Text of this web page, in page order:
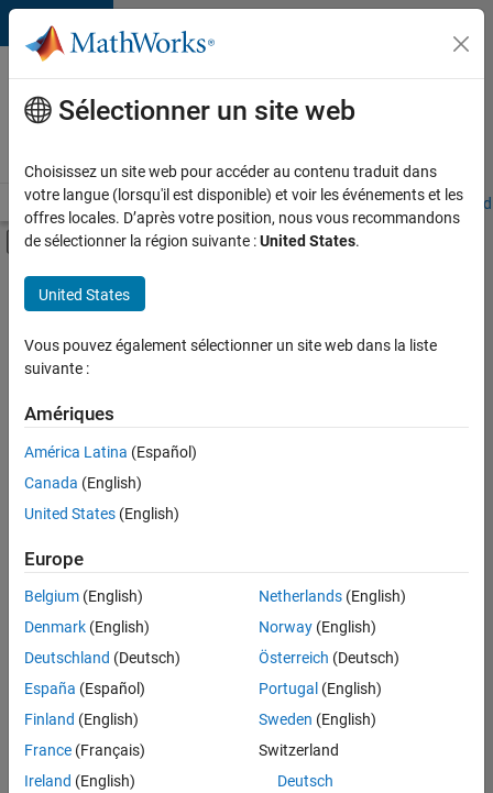
Passer au contenu
Votre
carrière
chez
Accueil Explorer nos opportunités Adresses de nos bureaux
Activer/désactiver l'affichage du menu
Contenu principal
FILTRER PAR
Programme destiné aux nouvelles carrières (EDG)
Applications et outils commerciaux
Développement de produits
Actuellement,
aucune
offre
d'emploi
correspondant
à vos
critères
de
recherche.
Vous
pouvez
élargir
votre
recherche
Sélectionner un site web
Choisissez un site web pour accéder au contenu traduit dans
votre langue (lorsqu'il est disponible) et voir les événements et les
offres locales. D’après votre position, nous vous recommandons
de sélectionner la région suivante :United States.
United States
Vous pouvez également sélectionner un site web dans la liste
suivante :
Amériques
América Latina (Español)
Canada (English)
United States (English)
Europe
Belgium (English)
Denmark (English)
Deutschland (Deutsch)
España (Español)
Finland (English)
France (Français)
Ireland (English)
Netherlands(English)
Norway(English)
Österreich (Deutsch)
Portugal (English)
Sweden (English)
Switzerland
Deutsch